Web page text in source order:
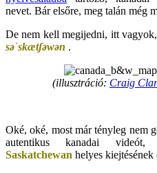
nevet. Bár elsőre, meg talán még
De nem kell megijedni, itt
səˈskætʃəwən .
(illusztráció: Craig
Oké, oké, most már tényleg nem
autentikus kanadai videót,
Saskatchewan helyes kiejtésének